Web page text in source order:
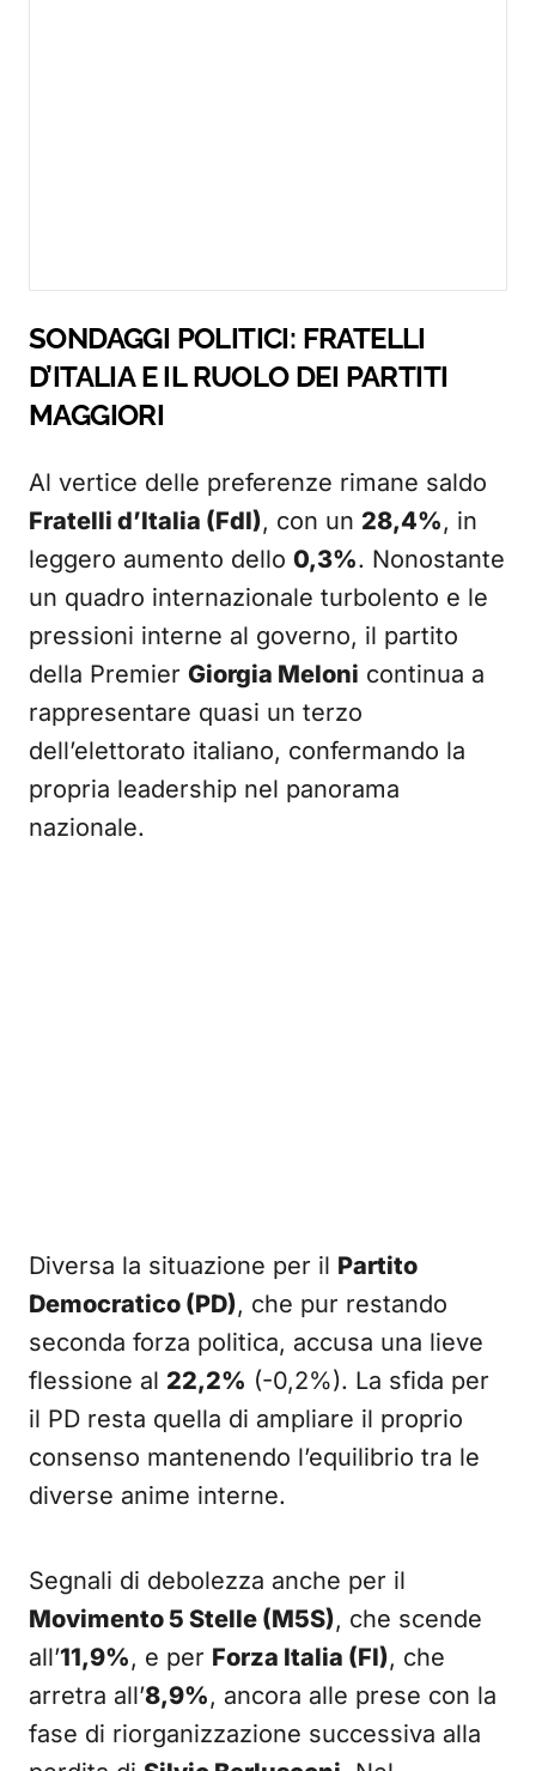
SONDAGGI POLITICI: FRATELLI
D’ITALIA E IL RUOLO DEI PARTITI
MAGGIORI
Al vertice delle preferenze rimane saldo
Fratelli d’Italia (FdI), con un 28,4%, in
leggero aumento dello 0,3%. Nonostante
un quadro internazionale turbolento e le
pressioni interne al governo, il partito
della Premier Giorgia Meloni continua a
rappresentare quasi un terzo
dell’elettorato italiano, confermando la
propria leadership nel panorama
nazionale.
Diversa la situazione per il Partito
Democratico (PD), che pur restando
seconda forza politica, accusa una lieve
flessione al 22,2% (-0,2%). La sfida per
il PD resta quella di ampliare il proprio
consenso mantenendo l’equilibrio tra le
diverse anime interne.
Segnali di debolezza anche per il
Movimento 5 Stelle (M5S), che scende
all’11,9%, e per Forza Italia (FI), che
arretra all’8,9%, ancora alle prese con la
fase di riorganizzazione successiva alla